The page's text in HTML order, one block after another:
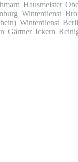
Hausmeister
Winterdienst
Winterdienst
Gärtner Ickern